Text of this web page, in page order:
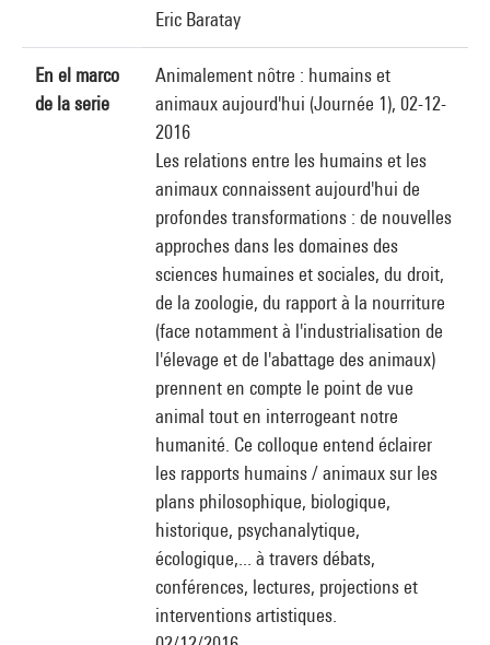
Eric Baratay
En el marco
de la serie
Animalement nôtre : humains et
animaux aujourd'hui (Journée 1), 02-12-
2016
Les relations entre les humains et les
animaux connaissent aujourd'hui de
profondes transformations : de nouvelles
approches dans les domaines des
sciences humaines et sociales, du droit,
de la zoologie, du rapport à la nourriture
(face notamment à l'industrialisation de
l'élevage et de l'abattage des animaux)
prennent en compte le point de vue
animal tout en interrogeant notre
humanité. Ce colloque entend éclairer
les rapports humains / animaux sur les
plans philosophique, biologique,
historique, psychanalytique,
écologique,... à travers débats,
conférences, lectures, projections et
interventions artistiques.